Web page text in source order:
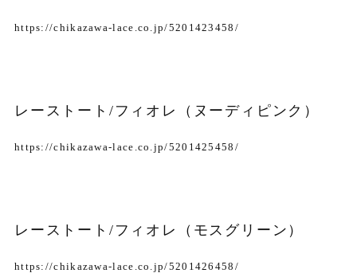
https://chikazawa-lace.co.jp/5201423458/
レーストート/フィオレ（ヌーディピンク）
https://chikazawa-lace.co.jp/5201425458/
レーストート/フィオレ（モスグリーン）
https://chikazawa-lace.co.jp/5201426458/